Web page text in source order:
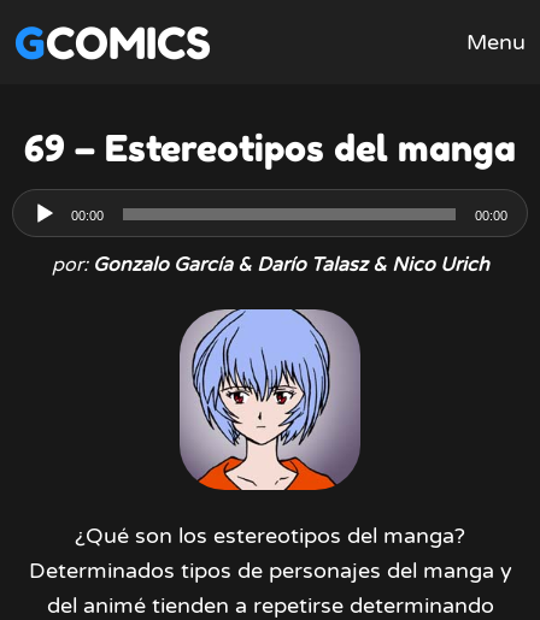
GCOMICS Menu
69 – Estereotipos del manga
Reproductor
de
audio
00:00 00:00
por: Gonzalo García & Darío Talasz & Nico Urich
¿Qué son los estereotipos del manga?
Determinados tipos de personajes del manga y
del animé tienden a repetirse determinando